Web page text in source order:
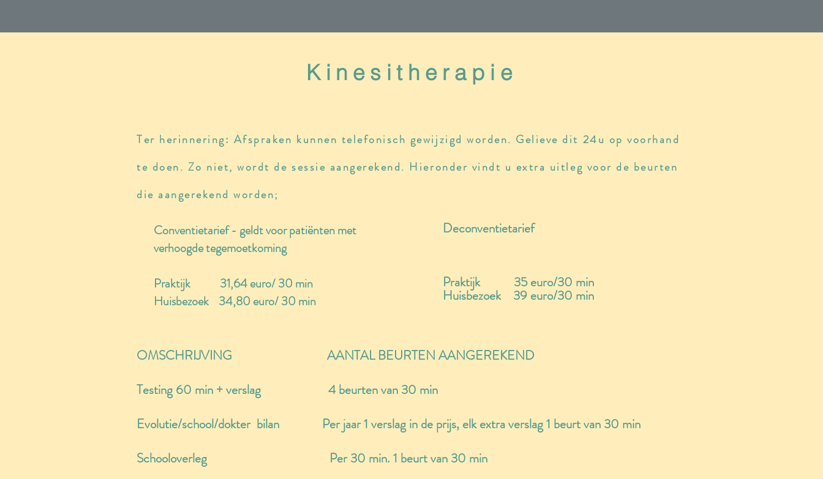
Kinesitherapie
Ter herinnering: Afspraken kunnen telefonisch gewijzigd worden. Gelieve dit 24u op voorhand
te doen. Zo niet, wordt de sessie aangerekend. Hieronder vindt u extra uitleg voor de beurten
die aangerekend worden;
Conventietarief - geldt voor patiënten met
verhoogde tegemoetkoming
Praktijk 31,64 euro/ 30 min
Huisbezoek 34,80 euro/ 30 min
Deconventietarief
Praktijk 35 euro/30 min
Huisbezoek 39 euro/30 min
OMSCHRIJVING AANTAL BEURTEN AANGEREKEND
Testing 60 min + verslag 4 beurten van 30 min
Evolutie/school/dokter bilan Per jaar 1 verslag in de prijs, elk extra verslag 1 beurt van 30 min
Schooloverleg Per 30 min. 1 beurt van 30 min